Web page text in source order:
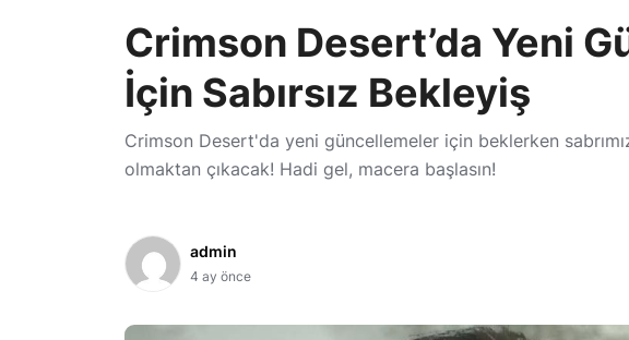
Crimson Desert’da Yeni
İçin Sabırsız Bekleyiş
Crimson Desert'da yeni güncellemeler için beklerken
olmaktan çıkacak! Hadi gel, macera başlasın!
admin
4 ay önce